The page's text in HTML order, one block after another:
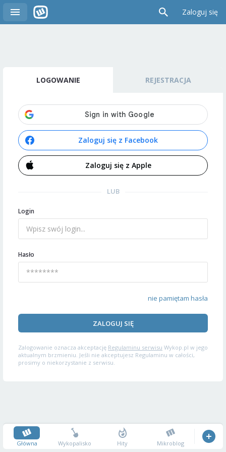
Zaloguj się
LOGOWANIE REJESTRACJA
Zaloguj się z Facebook
Zaloguj się z Apple
LUB
Login
Hasło
nie pamiętam hasła
ZALOGUJ SIĘ
Zalogowanie oznacza akceptację Regulaminu serwisu Wykop.pl w jego
aktualnym brzmieniu. Jeśli nie akceptujesz Regulaminu w całości,
prosimy o niekorzystanie z serwisu.
Główna Wykopalisko Hity Mikroblog